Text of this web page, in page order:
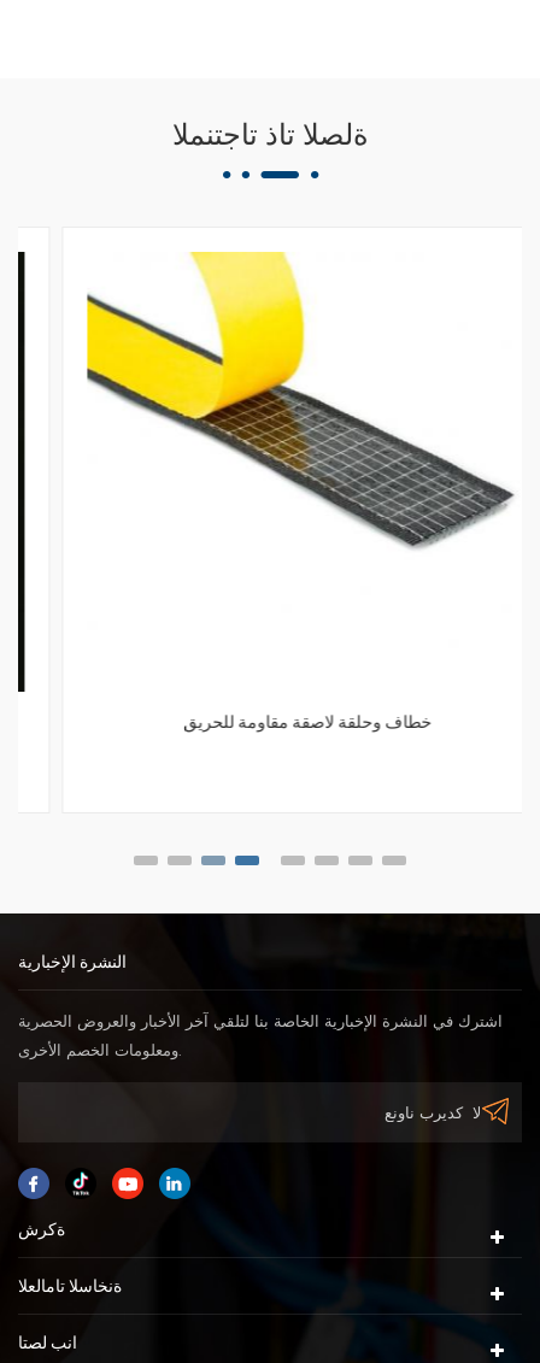
ةلصلا تاذ تاجتنملا
خطاف وحلقة لاصقة مقاومة للحريق
النشرة الإخبارية
اشترك في النشرة الإخبارية الخاصة بنا لتلقي آخر الأخبار والعروض الحصرية
ومعلومات الخصم الأخرى.
ةكرش
ةنخاسلا تامالعلا
انب لصتا